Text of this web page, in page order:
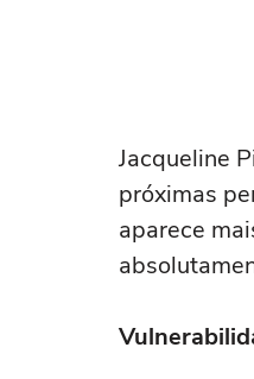
Jacqueline
próximas
aparece